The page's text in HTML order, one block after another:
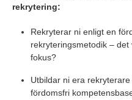
rekrytering:
Rekryterar ni enligt en
rekryteringsmetodik –
fokus?
Utbildar ni era
fördomsfri